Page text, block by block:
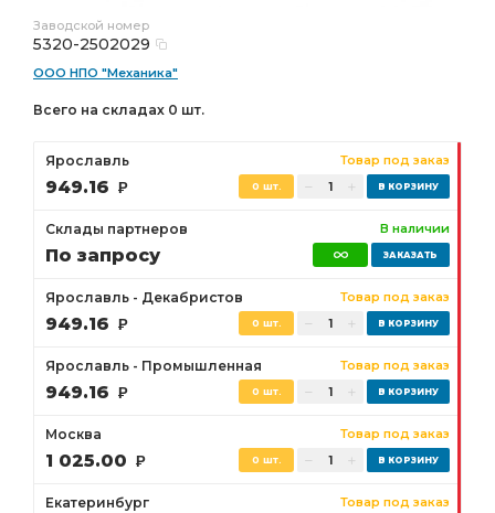
Заводской номер
5320-2502029
ООО НПО "Механика"
Всего на складах 0 шт.
Ярославль Товар под заказ
949.16 Р 0 шт.
Склады партнеров В наличии
По запросу
Ярославль - Декабристов Товар под заказ
949.16 Р 0 шт.
Ярославль - Промышленная Товар под заказ
949.16 Р 0 шт.
Москва Товар под заказ
1 025.00 Р 0 шт.
Екатеринбург Товар под заказ